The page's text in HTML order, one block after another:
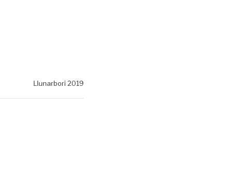
Llunarbori 2019